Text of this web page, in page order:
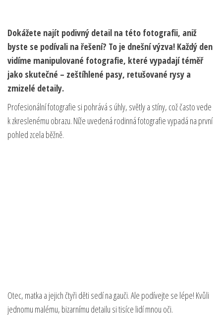
Dokážete najít podivný detail na této fotografii, aniž
byste se podívali na řešení? To je dnešní výzva! Každý den
vidíme manipulované fotografie, které vypadají téměř
jako skutečné – zeštíhlené pasy, retušované rysy a
zmizelé detaily.
Profesionální fotografie si pohrává s úhly, světly a stíny, což často vede
k zkreslenému obrazu. Níže uvedená rodinná fotografie vypadá na první
pohled zcela běžně.
Otec, matka a jejich čtyři děti sedí na gauči. Ale podívejte se lépe! Kvůli
jednomu malému, bizarnímu detailu si tisíce lidí mnou oči.